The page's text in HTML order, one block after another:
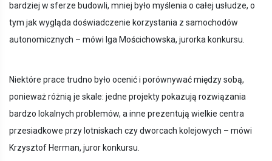
bardziej w sferze budowli, mniej było myślenia o całej usłudze, o
tym jak wygląda doświadczenie korzystania z samochodów
autonomicznych – mówi Iga Mościchowska, jurorka konkursu.
Niektóre prace trudno było ocenić i porównywać między sobą,
ponieważ różnią je skale: jedne projekty pokazują rozwiązania
bardzo lokalnych problemów, a inne prezentują wielkie centra
przesiadkowe przy lotniskach czy dworcach kolejowych – mówi
Krzysztof Herman, juror konkursu.